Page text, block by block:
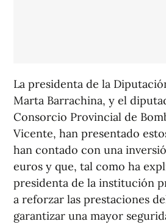
La presidenta de la
Marta Barrachina, y el
Consorcio Provincial de
Vicente, han presentado
han contado con una
euros y que, tal como ha
presidenta de la institución
a reforzar las prestaciones
garantizar una mayor